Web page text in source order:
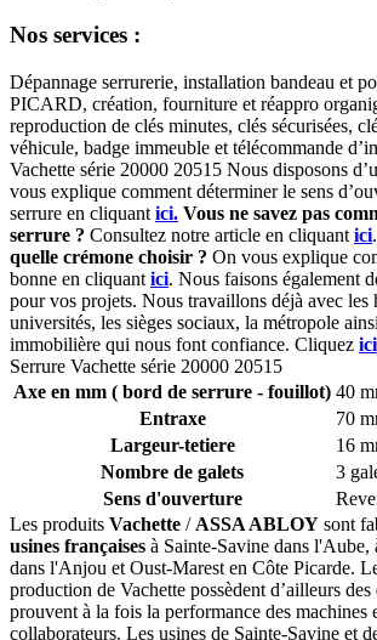
Nos services :
Dépannage serrurerie, installation bandeau et
PICARD, création, fourniture et réappro
reproduction de clés minutes, clés sécurisées,
véhicule, badge immeuble et télécommande
Vachette série 20000 20515 Nous disposons
vous explique comment déterminer le sens
serrure en cliquant ici. Vous ne savez pas
serrure ? Consultez notre article en cliquant ici.
quelle crémone choisir ? On vous explique
bonne en cliquant ici. Nous faisons également
pour vos projets. Nous travaillons déjà avec les
universités, les sièges sociaux, la métropole
immobilière qui nous font confiance. Cliquez ici
Serrure Vachette série 20000 20515
Axe en mm ( bord de serrure - fouillot) 40
Entraxe
70
Largeur-tetiere
16
Nombre de galets
3
Sens d'ouverture
Les produits Vachette / ASSA ABLOY sont
usines françaises à Sainte-Savine dans l'Aube,
dans l'Anjou et Oust-Marest en Côte Picarde.
production de Vachette possèdent d’ailleurs des
prouvent à la fois la performance des machines
collaborateurs. Les usines de Sainte-Savine et